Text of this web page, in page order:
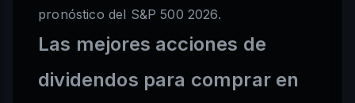
pronóstico del S&P 500 2026.
Las mejores acciones de
dividendos para comprar en